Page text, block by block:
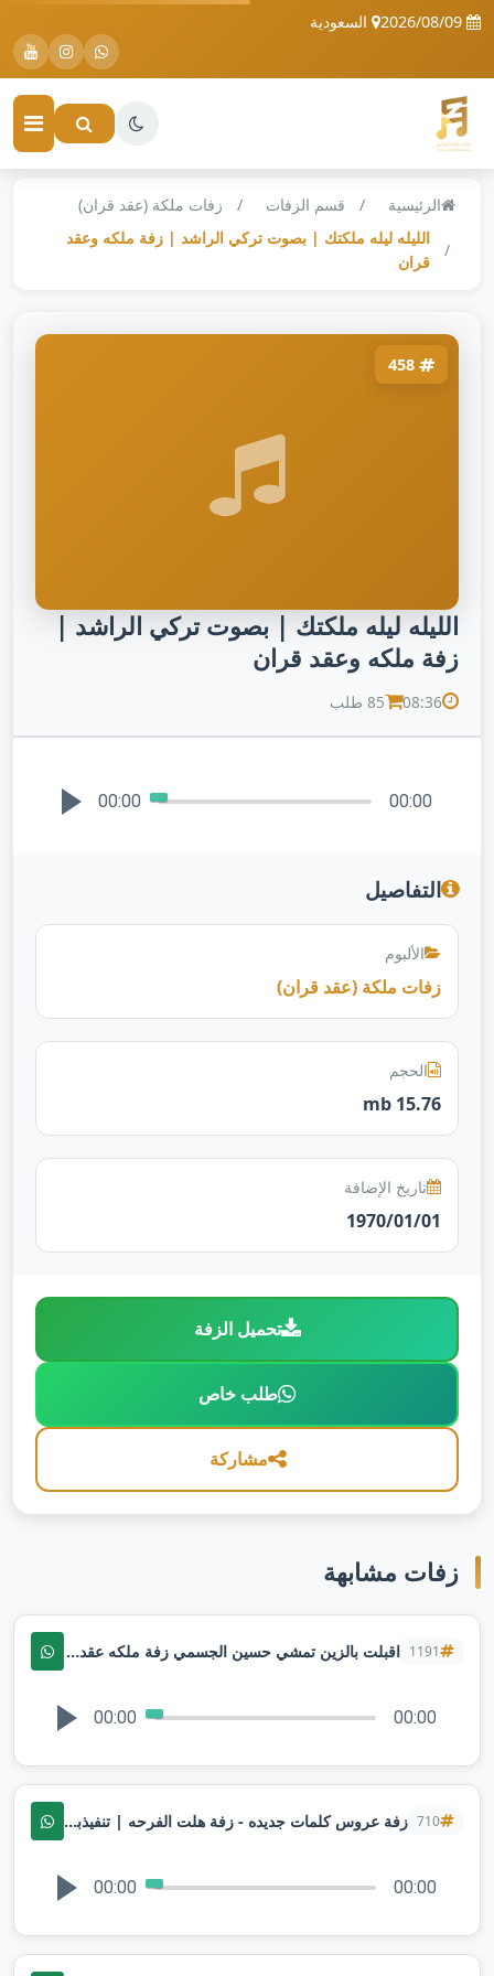
السعودية
الرئيسية قسم الزفات
زفات ملكة (عقد قران)
الليله ليله ملكتك | بصوت تركي الراشد | زفة ملكه وعقد
قران
الليله ليله ملكتك | بصوت تركي الراشد |
زفة ملكه وعقد قران
08:36 85 طلب
00:00 00:00
التفاصيل
الألبوم
زفات ملكة (عقد قران)
الحجم
15.76 mb
تاريخ الإضافة
1970/01/01
تحميل الزفة
طلب خاص
مشاركة
زفات مشابهة
1191 اقبلت بالزين تمشي حسين الجسمي زفة ملكه عقد قران ( حصري ) 2025 توزيع
00:00 00:00
710 زفة عروس كلمات جديده - زفة هلت الفرحه | تنفيذبالاسماء
00:00 00:00